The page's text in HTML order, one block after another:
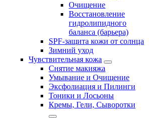
Очищение
Восстановление
гидролипидного
баланса (барьера)
SPF-защита кожи от солнца
Зимний уход
Чувствительная кожа
Снятие макияжа
Умывание и Очищение
Эксфолиация и Пилинги
Тоники и Лосьоны
Кремы, Гели, Сыворотки